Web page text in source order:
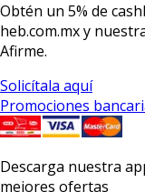
Obtén un 5% de
heb.com.mx y
Afirme.
Solicítala aquí
Promociones
Descarga nuestra
mejores ofertas